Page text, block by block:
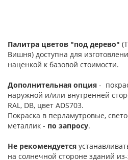
Палитра цветов "под дерево"
Вишня) доступна для
наценкой к базовой стоимости.
Дополнительная опция -
наружной и/или внутренней
RAL, DB, цвет ADS703.
Покраска в перламутровые,
металлик - по запросу.
Не рекомендуется
на солнечной стороне зданий